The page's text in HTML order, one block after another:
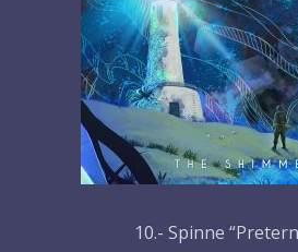
10.- Spinne